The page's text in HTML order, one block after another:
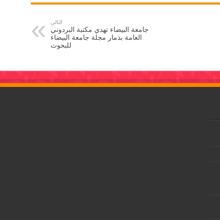
التالي
جامعة البيضاء تهدي مكتبة البردوني
العامة بذمار مجلة جامعة البيضاء
للبحوث